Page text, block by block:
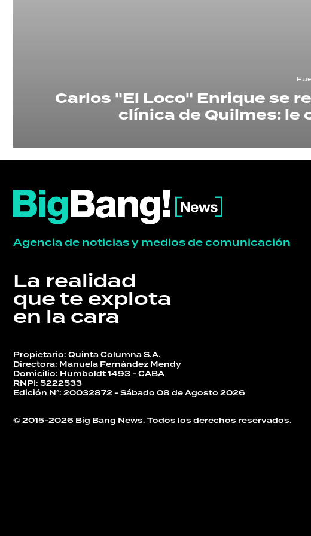
Carlos "El Loco" Enrique se
clínica de Quilmes:
Agencia de noticias y medios de comunicación
La realidad
que te explota
en la cara
Propietario: Quinta Columna S.A.
Directora: Manuela Fernández Mendy
Domicilio: Humboldt 1493 - CABA
RNPI: 5222533
Edición N°: 20032872 - Sábado 08 de Agosto 2026
© 2015-2026 Big Bang News. Todos los derechos reservados.
POLICIALES
GRAN
HERMANO
SALUD
DEPORTES
TECNOLOGÍA